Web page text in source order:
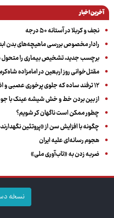
آخرین اخبار
نجف و کربلا در آستانه ۵۰ درجه
رادار مخصوص بررسی ماهیچه‌های بدن
برچسب جدید، تشخیص بیماری را
مقتل‌خوانی روز اربعین در امامزاده
۱۲ ترفند ساده که جلوی پرخوری عصبی و اضافه ‌وزن را می‌گیرد
از بین بردن خط و خش شیشه عینک با
چطور ممکن است ناگهان کر شویم؟
چگونه با افزایش سن از «پروتئین
هجوم رسانه‌ای علیه ایران
ضربه زدن به «تاب‌آوری ملی»
نسخه